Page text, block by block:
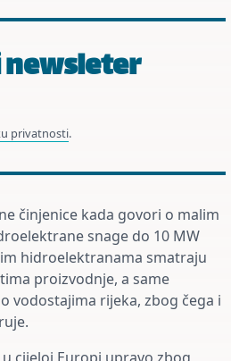
privatnosti.
činjenice kada govori o malim
snage do 10 MW
hidroelektranama smatraju
proizvodnje, a same
vodostajima rijeka, zbog čega i